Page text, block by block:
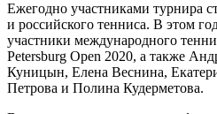
Ежегодно участниками турнира
и российского тенниса. В этом
участники международного
Petersburg Open 2020, а также
Куницын, Елена Веснина,
Петрова и Полина Кудерметова.